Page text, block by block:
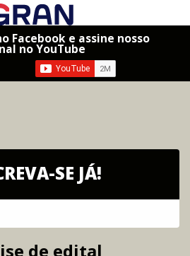
Facebook e assine nosso
no YouTube
SE JÁ!
de edital